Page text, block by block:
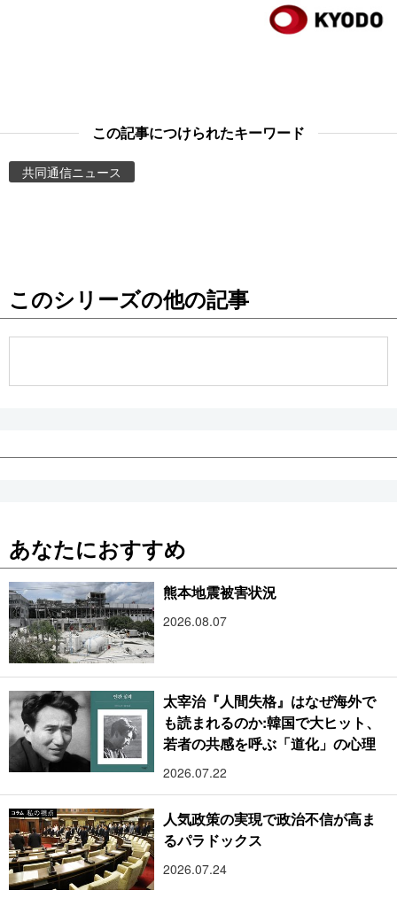
お知らせ
この記事につけられたキーワード
共同通信ニュース
このシリーズの他の記事
あなたにおすすめ
熊本地震被害状況
2026.08.07
太宰治『人間失格』はなぜ海外で
も読まれるのか:韓国で大ヒット、
若者の共感を呼ぶ「道化」の心理
2026.07.22
人気政策の実現で政治不信が高ま
るパラドックス
2026.07.24